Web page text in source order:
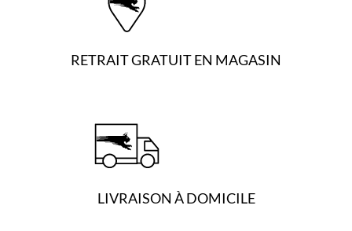
RETRAIT GRATUIT EN MAGASIN
LIVRAISON À DOMICILE